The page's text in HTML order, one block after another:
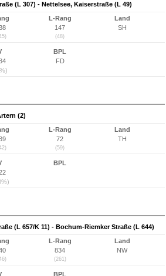
(L 307) - Nettelsee, Kaiserstraße (L 49)
L-Rang
147
(48)
Land
SH
BPL
FD
(2)
L-Rang
72
(59)
Land
TH
BPL
(L 657/K 11) - Bochum-Riemker Straße (L 644)
L-Rang
834
(261)
Land
NW
BPL